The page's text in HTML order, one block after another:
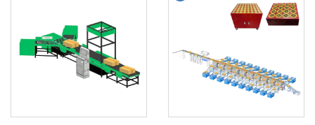
cartons